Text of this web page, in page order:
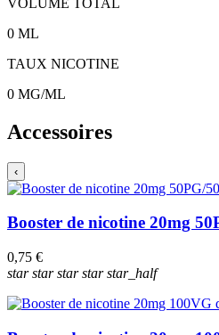
0 ML
TAUX NICOTINE
0 MG/ML
Accessoires
‹
Booster de nicotine 20mg
0,75 €
starstarstarstarstar_half